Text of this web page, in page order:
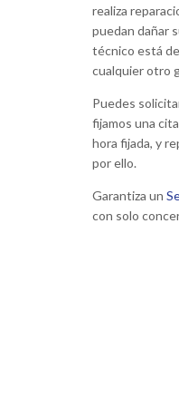
realiza
puedan dañar
técnico está
cualquier otro
Puedes
fijamos una
hora fijada, y
por ello.
Garantiza un
con solo
Mi